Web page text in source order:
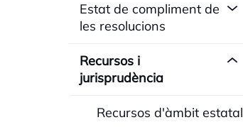
Estat de compliment de
les resolucions
Recursos i
jurisprudència
Recursos d'àmbit estatal